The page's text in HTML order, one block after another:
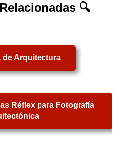
🔍
de Arquitectura
Réflex para Fotografía